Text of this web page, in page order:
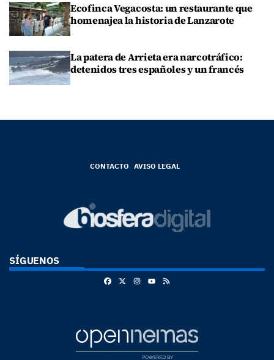
Ecofinca Vegacosta: un restaurante que
homenajea la historia de Lanzarote
La patera de Arrieta era narcotráfico:
detenidos tres españoles y un francés
CONTACTO AVISO LEGAL
SÍGUENOS
FacebookInstagram